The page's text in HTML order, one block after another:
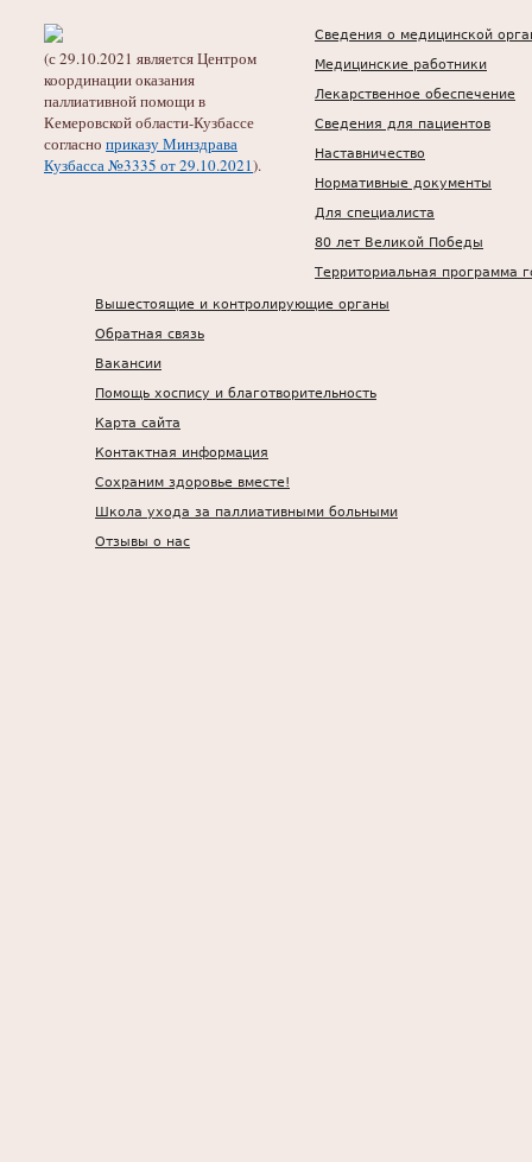
(с 29.10.2021 является Центром
координации оказания
паллиативной помощи в
Кемеровской области-Кузбассе
согласно приказу Минздрава
Кузбасса №3335 от 29.10.2021).
Сведения о медицинской
Медицинские работники
Лекарственное обеспечение
Сведения для пациентов
Наставничество
Нормативные документы
Для специалиста
80 лет Великой Победы
Территориальная программа
Вышестоящие и контролирующие органы
Обратная связь
Вакансии
Помощь хоспису и благотворительность
Карта сайта
Контактная информация
Сохраним здоровье вместе!
Школа ухода за паллиативными больными
Отзывы о нас